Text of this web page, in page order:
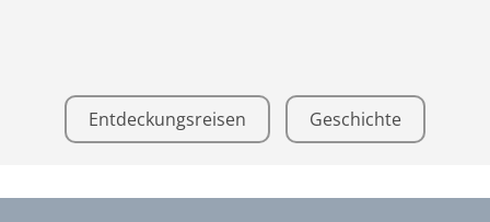
Entdeckungsreisen Geschichte